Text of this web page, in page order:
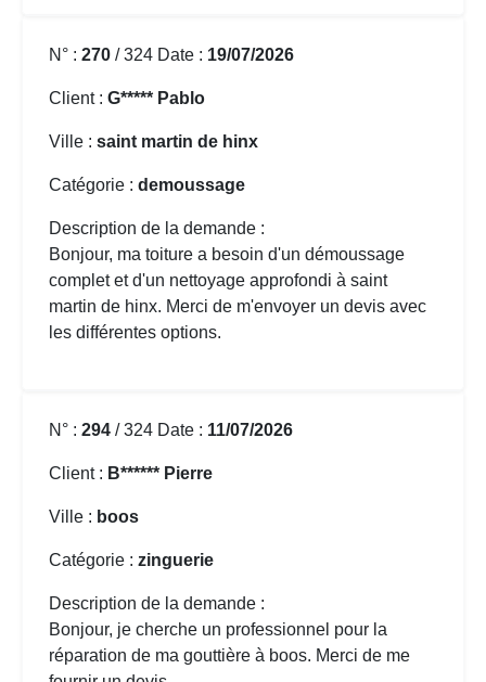
N° : 270 / 324 Date : 19/07/2026
Client : G***** Pablo
Ville : saint martin de hinx
Catégorie : demoussage
Description de la demande :
Bonjour, ma toiture a besoin d'un démoussage
complet et d'un nettoyage approfondi à saint
martin de hinx. Merci de m'envoyer un devis avec
les différentes options.
N° : 294 / 324 Date : 11/07/2026
Client : B****** Pierre
Ville : boos
Catégorie : zinguerie
Description de la demande :
Bonjour, je cherche un professionnel pour la
réparation de ma gouttière à boos. Merci de me